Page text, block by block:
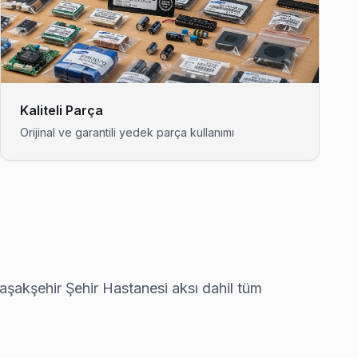
değişimi gerekmeyebilir — gerekirse söylüyoruz.
yazılı teklif iletiyoruz.
bakım taahhüdümüz belgede yazıyor.
Kaliteli Parça
Orijinal ve garantili yedek parça kullanımı
Şehir Hastanesi aksı dahil tüm